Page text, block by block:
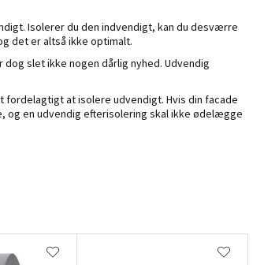
Isolerer du den indvendigt, kan du desværre
det er altså ikke optimalt.
slet ikke nogen dårlig nyhed. Udvendig
at isolere udvendigt. Hvis din facade
og en udvendig efterisolering skal ikke ødelægge